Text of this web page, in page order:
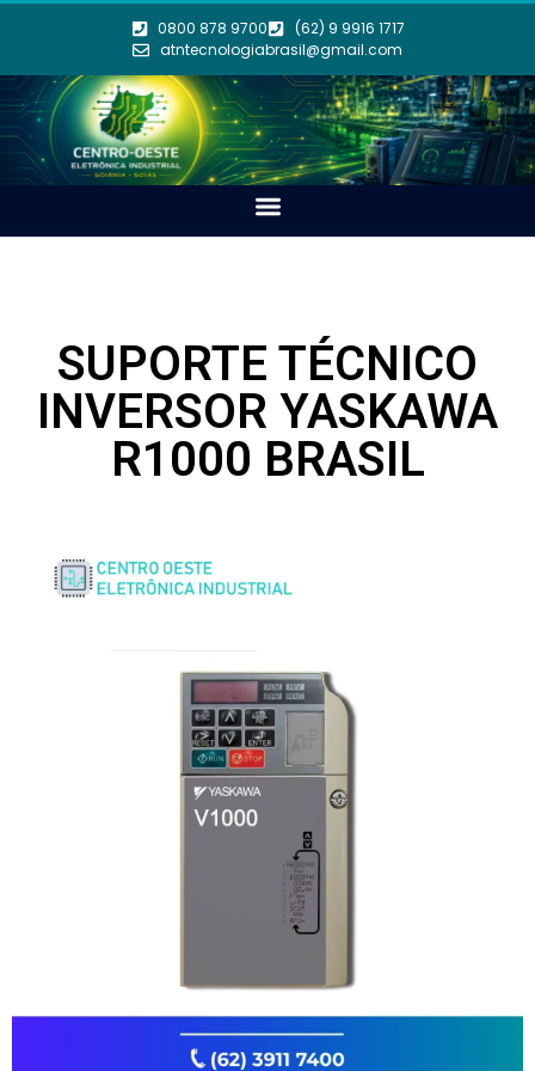
0800 878 9700
(62) 9 9916 1717
atntecnologiabrasil@gmail.com
SUPORTE TÉCNICO
INVERSOR YASKAWA
R1000 BRASIL